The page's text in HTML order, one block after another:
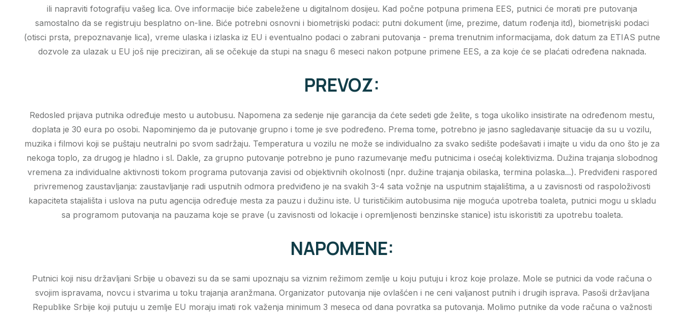
ili napraviti fotografiju vašeg lica. Ove informacije biće zabeležene u digitalnom dosijeu. Kad počne potpuna primena EES, putnici će morati pre putovanja
samostalno da se registruju besplatno on-line. Biće potrebni osnovni i biometrijski podaci: putni dokument (ime, prezime, datum rođenja itd), biometrijski podaci
(otisci prsta, prepoznavanje lica), vreme ulaska i izlaska iz EU i eventualno podaci o zabrani putovanja - prema trenutnim informacijama, dok datum za ETIAS putne
dozvole za ulazak u EU još nije preciziran, ali se očekuje da stupi na snagu 6 meseci nakon potpune primene EES, a za koje će se plaćati određena naknada.
PREVOZ:
Redosled prijava putnika određuje mesto u autobusu. Napomena za sedenje nije garancija da ćete sedeti gde želite, s toga ukoliko insistirate na određenom mestu,
doplata je 30 eura po osobi. Napominjemo da je putovanje grupno i tome je sve podređeno. Prema tome, potrebno je jasno sagledavanje situacije da su u vozilu,
muzika i filmovi koji se puštaju neutralni po svom sadržaju. Temperatura u vozilu ne može se individualno za svako sedište podešavati i imajte u vidu da ono što je za
nekoga toplo, za drugog je hladno i sl. Dakle, za grupno putovanje potrebno je puno razumevanje među putnicima i osećaj kolektivizma. Dužina trajanja slobodnog
vremena za individualne aktivnosti tokom programa putovanja zavisi od objektivnih okolnosti (npr. dužine trajanja obilaska, termina polaska...). Predviđeni raspored
privremenog zaustavljanja: zaustavljanje radi usputnih odmora predviđeno je na svakih 3-4 sata vožnje na usputnim stajalištima, a u zavisnosti od raspoloživosti
kapaciteta stajališta i uslova na putu agencija određuje mesta za pauzu i dužinu iste. U turističikim autobusima nije moguća upotreba toaleta, putnici mogu u skladu
sa programom putovanja na pauzama koje se prave (u zavisnosti od lokacije i opremljenosti benzinske stanice) istu iskoristiti za upotrebu toaleta.
NAPOMENE:
Putnici koji nisu državljani Srbije u obavezi su da se sami upoznaju sa viznim režimom zemlje u koju putuju i kroz koje prolaze. Mole se putnici da vode računa o
svojim ispravama, novcu i stvarima u toku trajanja aranžmana. Organizator putovanja nije ovlašćen i ne ceni valjanost putnih i drugih isprava. Pasoši državljana
Republike Srbije koji putuju u zemlje EU moraju imati rok važenja minimum 3 meseca od dana povratka sa putovanja. Molimo putnike da vode računa o važnosti